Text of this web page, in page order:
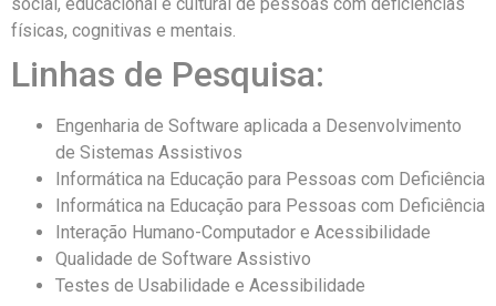
físicas, cognitivas e mentais.
Linhas de Pesquisa:
Engenharia de Software aplicada a Desenvolvimento
de Sistemas Assistivos
Informática na Educação para Pessoas com Deficiência
Informática na Educação para Pessoas com Deficiência
Interação Humano-Computador e Acessibilidade
Qualidade de Software Assistivo
Testes de Usabilidade e Acessibilidade